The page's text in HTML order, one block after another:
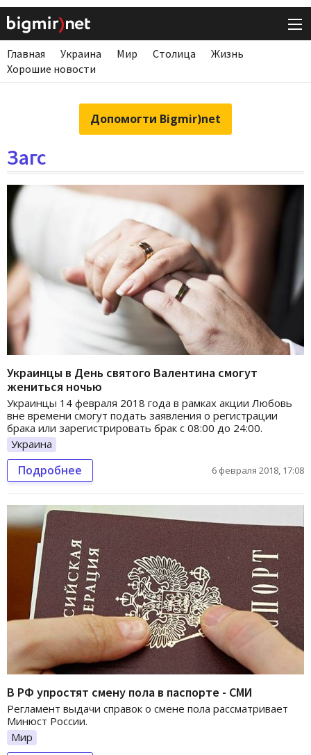
Главная Украина Мир Столица
Жизнь
Хорошие новости
Допомогти Bigmir)net
Загс
Украинцы в День святого Валентина смогут
жениться ночью
Украинцы 14 февраля 2018 года в рамках акции Любовь
вне времени смогут подать заявления о регистрации
брака или зарегистрировать брак с 08:00 до 24:00.
Украина
Подробнее 6 февраля 2018, 17:08
В РФ упростят смену пола в паспорте - СМИ
Регламент выдачи справок о смене пола рассматривает
Минюст России.
Мир